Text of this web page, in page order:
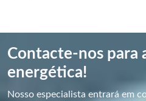
Contacte-nos para
energética!
Nosso especialista entrará em